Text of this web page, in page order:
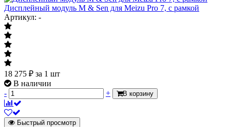
Дисплейный модуль M & Sen для Meizu Pro 7, с рамкой
Артикул: -
18 275 ₽ за 1 шт
В наличии
-
+ В корзину
Быстрый просмотр